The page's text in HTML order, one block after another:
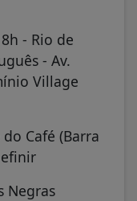
- Rio de
- Av.
Village
Café (Barra
Negras